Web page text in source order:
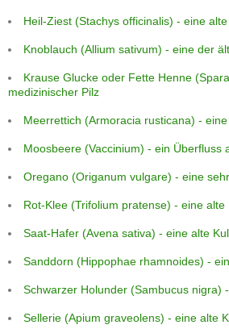
Heil-Ziest (Stachys officinalis) - eine
Knoblauch (Allium sativum) - eine der
Krause Glucke oder Fette Henne
medizinischer Pilz
Meerrettich (Armoracia rusticana) -
Moosbeere (Vaccinium) - ein Überfluss
Oregano (Origanum vulgare) - eine
Rot-Klee (Trifolium pratense) - eine alte
Saat-Hafer (Avena sativa) - eine alte
Sanddorn (Hippophae rhamnoides) -
Schwarzer Holunder (Sambucus nigra)
Sellerie (Apium graveolens) - eine alte